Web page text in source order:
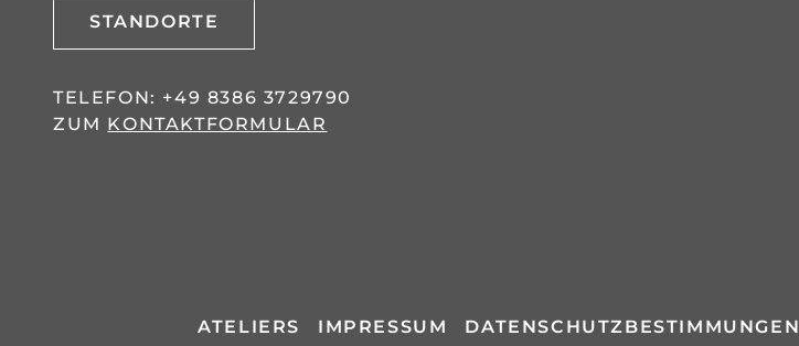
STANDORTE
TELEFON: +49 8386 3729790
ZUM KONTAKTFORMULAR
ATELIERS IMPRESSUM DATENSCHUTZBESTIMMUNGEN